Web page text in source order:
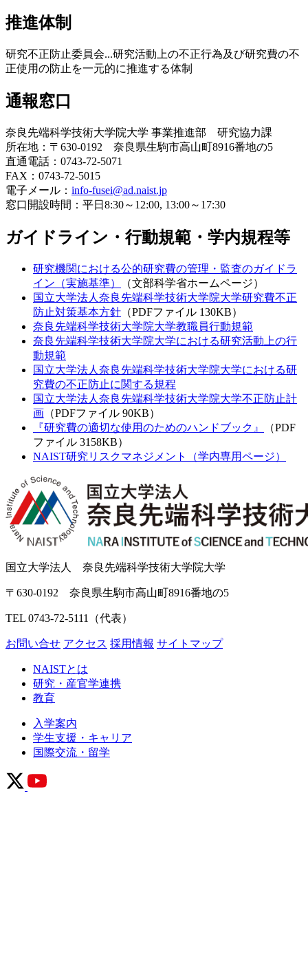
推進体制
研究不正防止委員会...研究活動上の不正行為及び研究費の不
通報窓口
奈良先端科学技術大学院大学 事業推進部 研究協力課
所在地：〒630-0192 奈良県生駒市高山町8916番地の5
直通電話：0743-72-5071
FAX：0743-72-5015
電子メール： info-fusei@ad.naist.jp
ガイドライン・行動規範・学内規程等
研究機関における公的研究費の管理・監査のガイドラ
イン（実施基準） （文部科学省ホームページ）
国立大学法人奈良先端科学技術大学院大学研究費不正
防止対策基本方針（PDFファイル 130KB）
奈良先端科学技術大学院大学教職員行動規範
奈良先端科学技術大学院大学における研究活動上の行
動規範
国立大学法人奈良先端科学技術大学院大学における研
究費の不正防止に関する規程
国立大学法人奈良先端科学技術大学院大学不正防止計
画（PDFファイル 90KB）
『研究費の適切な使用のためのハンドブック』
ファイル 3158KB）
NAISTとは
研究・産官学連携
入学案内
学生支援・キャリア